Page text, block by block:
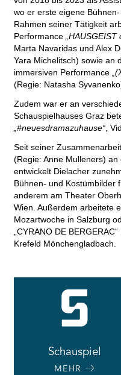
wo er erste eigene
Rahmen seiner Tätigkeit
Performance„HAUSGEIST
Marta Navaridas und Alex
Yara Michelitsch) sowie an
immersiven Performance
(Regie: Natasha
Zudem war er an
Schauspielhauses Graz
„#neuesdramazuhause“,
Seit seiner
(Regie: Anne Mulleners)
entwickelt Dielacher
Bühnen- und Kostümbilder
anderem am Theater
Wien. Außerdem arbeitete
Mozartwoche in Salzburg
„CYRANO DE
Krefeld Mönchengladbach.
Schauspiel
MEHR